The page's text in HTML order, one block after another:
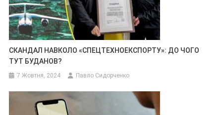
СКАНДАЛ НАВКОЛО «СПЕЦТЕХНОЕКСПОРТУ»: ДО ЧОГО
ТУТ БУДАНОВ?
7 Жовтня, 2024 Павло Сидорченко